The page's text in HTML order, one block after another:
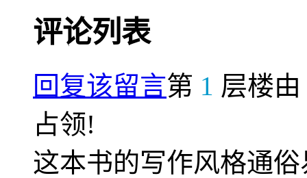
评论列表
回复该留言第 1 层楼由
占领!
这本书的写作风格通